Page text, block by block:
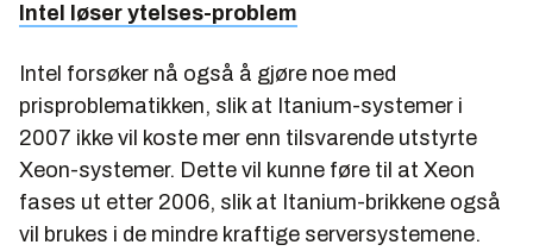
Intel løser ytelses-problem
Intel forsøker nå også å gjøre noe med
prisproblematikken, slik at Itanium-systemer i
2007 ikke vil koste mer enn tilsvarende utstyrte
Xeon-systemer. Dette vil kunne føre til at Xeon
fases ut etter 2006, slik at Itanium-brikkene også
vil brukes i de mindre kraftige serversystemene.